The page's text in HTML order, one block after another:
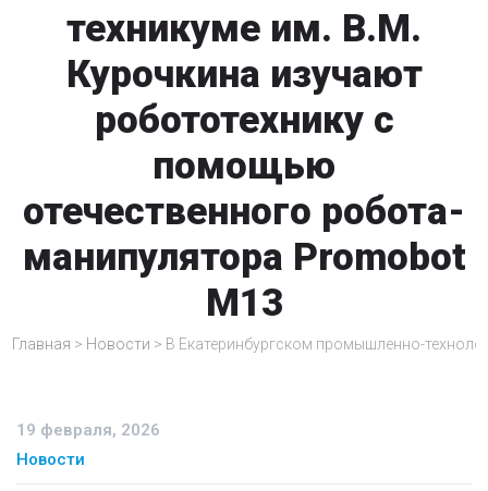
техникуме им. В.М.
Курочкина изучают
робототехнику с
помощью
отечественного робота-
манипулятора Promobot
M13
Главная > Новости > В Екатеринбургском промышленно-
19 февраля, 2026
Новости